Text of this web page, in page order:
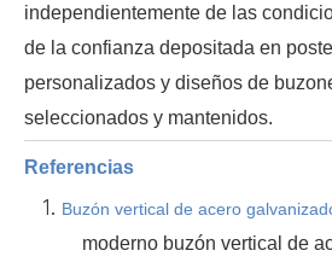
independientemente de las
de la confianza depositada en
personalizados y diseños de
seleccionados y mantenidos.
Referencias
1. Buzón vertical de acero
moderno buzón vertical de